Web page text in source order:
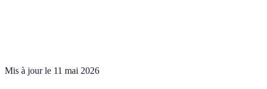
Mis à jour le 11 mai 2026